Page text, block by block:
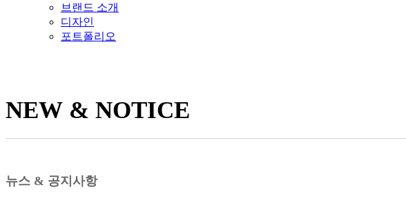
브랜드 소개
디자인
포트폴리오
NEW & NOTICE
뉴스 & 공지사항